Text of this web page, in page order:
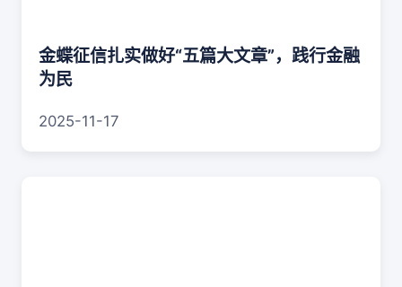
金蝶征信扎实做好“五篇大文章”，践行金融
为民
2025-11-17